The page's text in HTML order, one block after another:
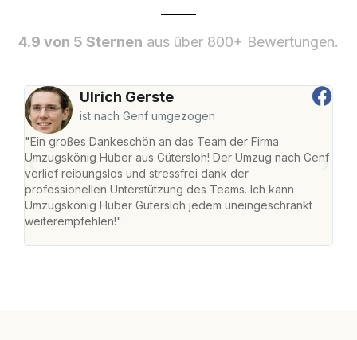
4.9 von 5 Sternen aus über 800+ Bewertungen.
Ulrich Gerste
ist nach Genf umgezogen
"Ein großes Dankeschön an das Team der Firma
Umzugskönig Huber aus Gütersloh! Der Umzug nach Genf
verlief reibungslos und stressfrei dank der
professionellen Unterstützung des Teams. Ich kann
Umzugskönig Huber Gütersloh jedem uneingeschränkt
weiterempfehlen!"